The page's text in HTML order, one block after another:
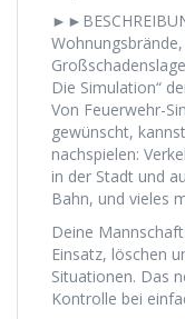
Die Simulation“
Von Feuerwehr-
gewünscht,
nachspielen:
in der Stadt und
Bahn, und vieles
Deine
Einsatz, löschen
Situationen. Das
Kontrolle bei